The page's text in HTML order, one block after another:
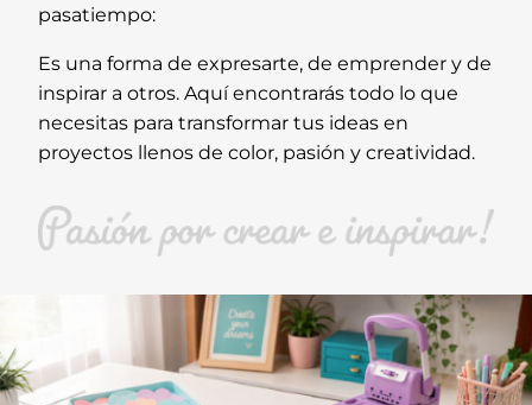
pasatiempo:
Es una forma de expresarte, de emprender y de
inspirar a otros. Aquí encontrarás todo lo que
necesitas para transformar tus ideas en
proyectos llenos de color, pasión y creatividad.